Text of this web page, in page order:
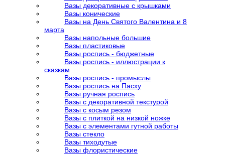
Вазы декоративные с крышками
Вазы конические
Вазы на День Святого Валентина и 8
марта
Вазы напольные большие
Вазы пластиковые
Вазы роспись - бюджетные
Вазы роспись - иллюстрации к
сказкам
Вазы роспись - промыслы
Вазы роспись на Пасху
Вазы ручная роспись
Вазы с декоративной текстурой
Вазы с косым резом
Вазы с плиткой на низкой ножке
Вазы с элементами гутной работы
Вазы стекло
Вазы тиходутые
Вазы флористические